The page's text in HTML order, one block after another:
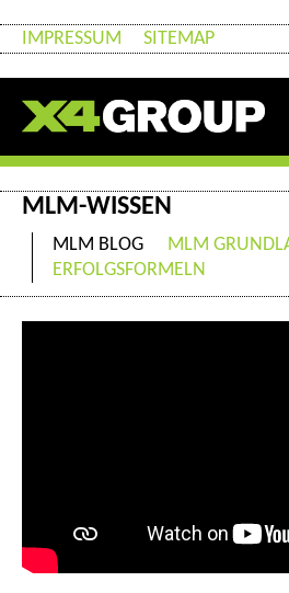
IMPRESSUM SITEMAP
MLM-WISSEN
MLM BLOG MLM
ERFOLGSFORMELN